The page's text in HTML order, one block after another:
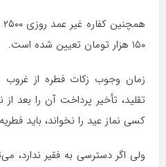
۱۵۰ هزار تومان تعیین شده است.
زمان وجوب زکات فطره از
تقلید، تأخیر پرداخت آن را بعد از
کسی نماز عید را نخواند، باید
ولی اگر دسترسی به فقیر ندارد،